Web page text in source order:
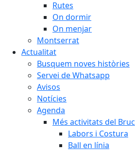
Rutes
On dormir
On menjar
Montserrat
Actualitat
Busquem noves històries
Servei de Whatsapp
Avisos
Notícies
Agenda
Més activitats del Bruc
Labors i Costura
Ball en línia